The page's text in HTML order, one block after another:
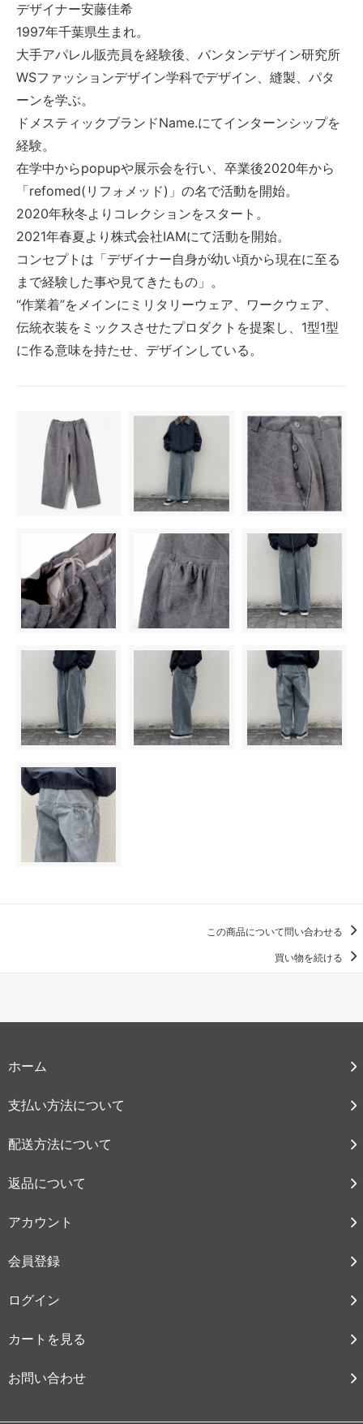
デザイナー安藤佳希
1997年千葉県生まれ。
大手アパレル販売員を経験後、バンタンデザイン研究所
WSファッションデザイン学科でデザイン、縫製、パタ
ーンを学ぶ。
ドメスティックブランドName.にてインターンシップを
経験。
在学中からpopupや展示会を行い、卒業後2020年から
「refomed(リフォメッド)」の名で活動を開始。
2020年秋冬よりコレクションをスタート。
2021年春夏より株式会社IAMにて活動を開始。
コンセプトは「デザイナー自身が幼い頃から現在に至る
まで経験した事や見てきたもの」。
“作業着”をメインにミリタリーウェア、ワークウェア、
伝統衣装をミックスさせたプロダクトを提案し、1型1型
に作る意味を持たせ、デザインしている。
この商品について問い合わせる
買い物を続ける
ホーム
支払い方法について
配送方法について
返品について
アカウント
会員登録
ログイン
カートを見る
お問い合わせ